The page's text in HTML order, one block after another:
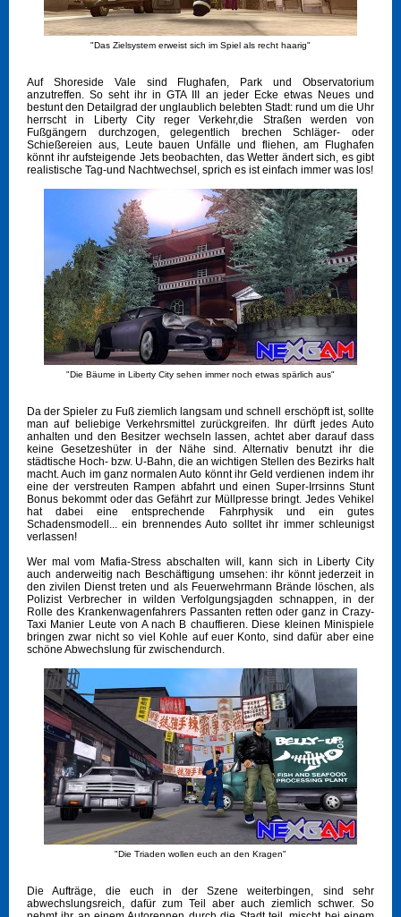
"Das Zielsystem erweist sich im Spiel als recht haarig"
Auf Shoreside Vale sind Flughafen, Park und Observatorium
anzutreffen. So seht ihr in GTA III an jeder Ecke etwas Neues und
bestunt den Detailgrad der unglaublich belebten Stadt: rund um die Uhr
herrscht in Liberty City reger Verkehr,die Straßen werden von
Fußgängern durchzogen, gelegentlich brechen Schläger- oder
Schießereien aus, Leute bauen Unfälle und fliehen, am Flughafen
könnt ihr aufsteigende Jets beobachten, das Wetter ändert sich, es gibt
realistische Tag-und Nachtwechsel, sprich es ist einfach immer was los!
"Die Bäume in Liberty City sehen immer noch etwas spärlich aus"
Da der Spieler zu Fuß ziemlich langsam und schnell erschöpft ist, sollte
man auf beliebige Verkehrsmittel zurückgreifen. Ihr dürft jedes Auto
anhalten und den Besitzer wechseln lassen, achtet aber darauf dass
keine Gesetzeshüter in der Nähe sind. Alternativ benutzt ihr die
städtische Hoch- bzw. U-Bahn, die an wichtigen Stellen des Bezirks halt
macht. Auch im ganz normalen Auto könnt ihr Geld verdienen indem ihr
eine der verstreuten Rampen abfahrt und einen Super-Irrsinns Stunt
Bonus bekommt oder das Gefährt zur Müllpresse bringt. Jedes Vehikel
hat dabei eine entsprechende Fahrphysik und ein gutes
Schadensmodell... ein brennendes Auto solltet ihr immer schleunigst
verlassen!
Wer mal vom Mafia-Stress abschalten will, kann sich in Liberty City
auch anderweitig nach Beschäftigung umsehen: ihr könnt jederzeit in
den zivilen Dienst treten und als Feuerwehrmann Brände löschen, als
Polizist Verbrecher in wilden Verfolgungsjagden schnappen, in der
Rolle des Krankenwagenfahrers Passanten retten oder ganz in Crazy-
Taxi Manier Leute von A nach B chauffieren. Diese kleinen Minispiele
bringen zwar nicht so viel Kohle auf euer Konto, sind dafür aber eine
schöne Abwechslung für zwischendurch.
"Die Triaden wollen euch an den Kragen"
Die Aufträge, die euch in der Szene weiterbingen, sind sehr
abwechslungsreich, dafür zum Teil aber auch ziemlich schwer. So